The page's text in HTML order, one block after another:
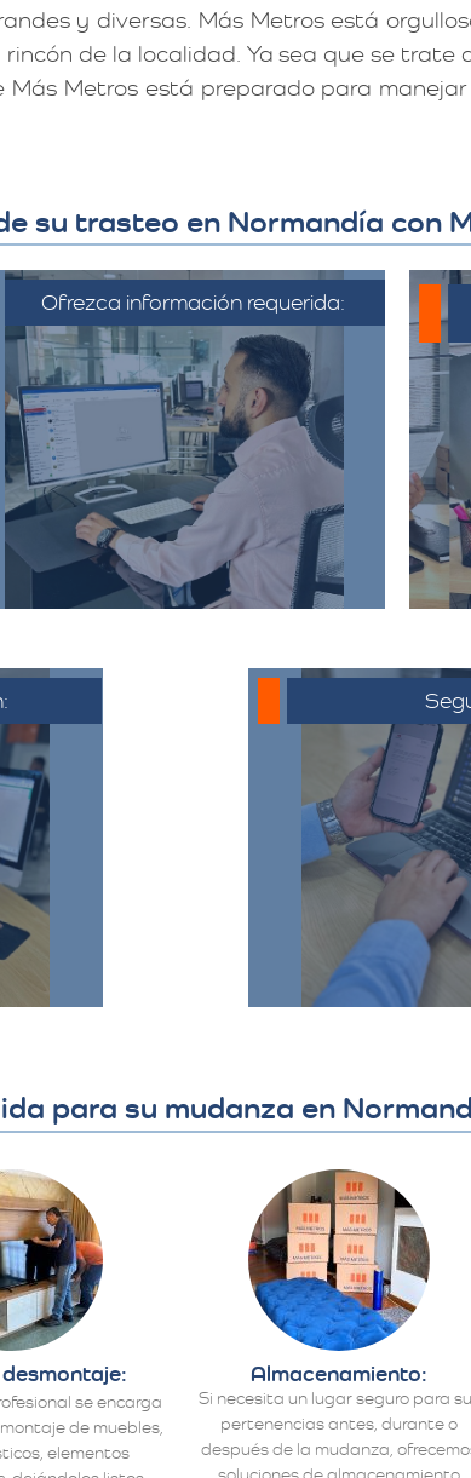
y diversas. Más Metros está
de la localidad. Ya sea que se
Más Metros está preparado para
su trasteo en Normandía con
Ofrezca información requerida:
Debe proporcionar información
detallada sobre la mudanza,
incluyendo la dirección de origen
y destino, el tipo y cantidad de
pertenencias.​
es
Una vez que
cotización, se
hora de la
todo el proceso y
para su mudanza en
se encarga
de muebles,
elementos
Almacenamiento:
Si necesita un lugar seguro para
pertenencias antes, durante o
después de la mudanza,
soluciones de almacenamiento